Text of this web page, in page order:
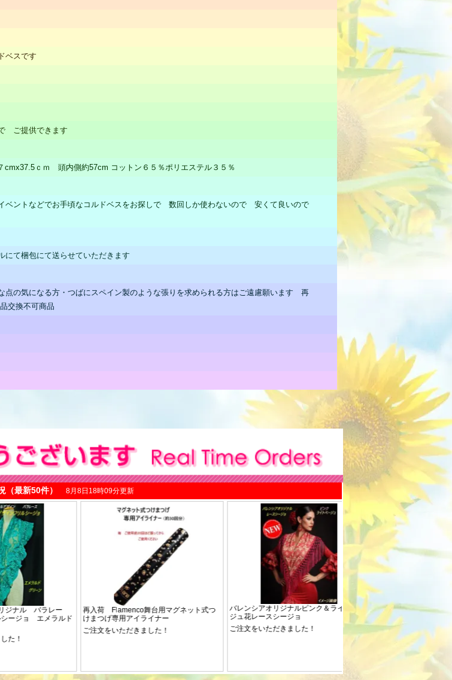
ベスです
ご提供できます
ｃｍ 頭内側約57cm コットン６５％ポリエステル３５％
ベントなどでお手頃なコルドベスをお探しで 数回しか使わないので 安くて良いので
て梱包にて送らせていただきます
の気になる方・つばにスペイン製のような張りを求められる方はご遠慮願います 再
交換不可商品